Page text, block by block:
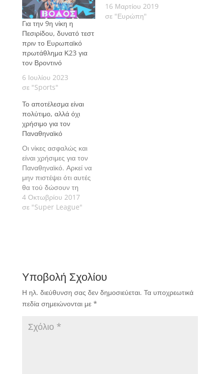
Για την 9η νίκη η
Πεσιρίδου, δυνατό τεστ
πριν το Ευρωπαϊκό
πρωτάθλημα Κ23 για
τον Βροντινό
6 Ιουλίου 2023
σε "Sports"
16 Μαρτίου 2019
σε "Ευρώπη"
Το αποτέλεσμα είναι
πολύτιμο, αλλά όχι
χρήσιμο για τον
Παναθηναϊκό
Οι νίκες ασφαλώς και
είναι χρήσιμες για τον
Παναθηναϊκό. Αρκεί να
μην πιστέψει ότι αυτές
θα τού δώσουν τη
λύση στα προβλήματα
που αντιμετωπίζει.
4 Οκτωβρίου 2017
σε "Super League"
Υποβολή Σχολίου
Η ηλ. διεύθυνση σας δεν δημοσιεύεται. Τα υποχρεωτικά
πεδία σημειώνονται με *